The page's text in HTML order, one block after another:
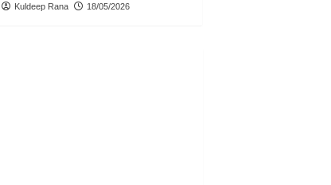
Kuldeep Rana 18/05/2026